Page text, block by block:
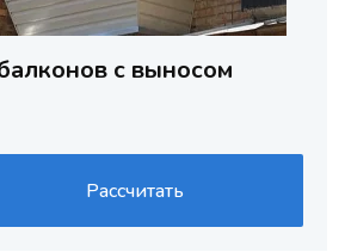
с выносом
Рассчитать